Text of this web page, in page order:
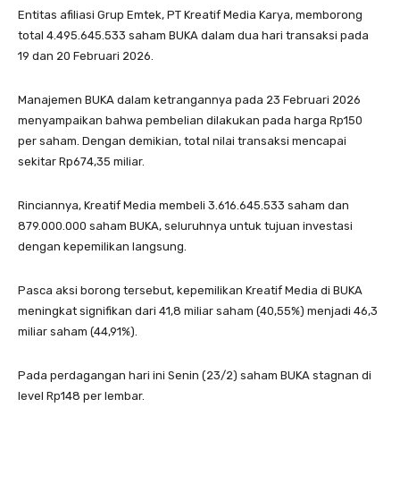
Entitas afiliasi Grup Emtek, PT Kreatif Media Karya, memborong
total 4.495.645.533 saham BUKA dalam dua hari transaksi pada
19 dan 20 Februari 2026.
Manajemen BUKA dalam ketrangannya pada 23 Februari 2026
menyampaikan bahwa pembelian dilakukan pada harga Rp150
per saham. Dengan demikian, total nilai transaksi mencapai
sekitar Rp674,35 miliar.
Rinciannya, Kreatif Media membeli 3.616.645.533 saham dan
879.000.000 saham BUKA, seluruhnya untuk tujuan investasi
dengan kepemilikan langsung.
Pasca aksi borong tersebut, kepemilikan Kreatif Media di BUKA
meningkat signifikan dari 41,8 miliar saham (40,55%) menjadi 46,3
miliar saham (44,91%).
Pada perdagangan hari ini Senin (23/2) saham BUKA stagnan di
level Rp148 per lembar.